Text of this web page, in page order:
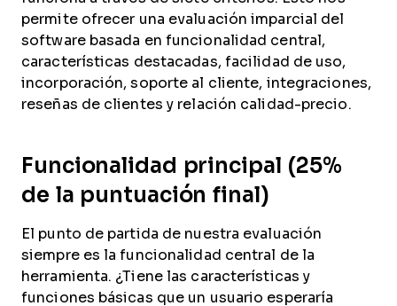
permite ofrecer una evaluación imparcial del
software basada en funcionalidad central,
características destacadas, facilidad de uso,
incorporación, soporte al cliente, integraciones,
reseñas de clientes y relación calidad-precio.
Funcionalidad principal (25%
de la puntuación final)
El punto de partida de nuestra evaluación
siempre es la funcionalidad central de la
herramienta. ¿Tiene las características y
funciones básicas que un usuario esperaría